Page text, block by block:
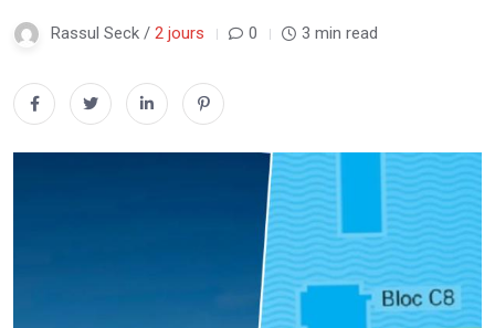
Rassul Seck / 2 jours 0 3 min read